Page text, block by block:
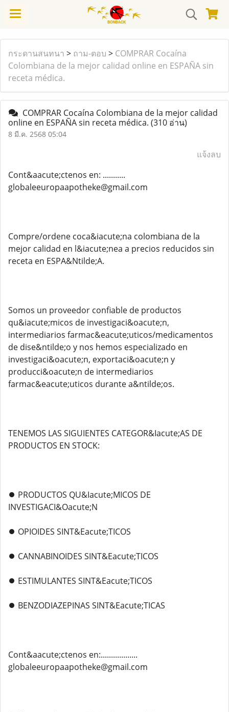
กระดานสนทนา > ถาม-ตอบ > COMPRAR Cocaína
Colombiana de la mejor calidad online en ESPAÑA sin
receta médica.
COMPRAR Cocaína Colombiana de la mejor calidad
online en ESPAÑA sin receta médica. (310 อ่าน)
8 มี.ค. 2568 05:04
แจ้งลบ
Cont&aacute;ctenos en: ...........
globaleeuropaapotheke@gmail.com
Compre/ordene coca&iacute;na colombiana de la
mejor calidad en l&iacute;nea a precios reducidos sin
receta en ESPA&Ntilde;A.
Somos un proveedor confiable de productos
qu&iacute;micos de investigaci&oacute;n,
intermediarios farmac&eacute;uticos/medicamentos
de dise&ntilde;o y nos hemos especializado en
investigaci&oacute;n, exportaci&oacute;n y
producci&oacute;n de intermediarios
farmac&eacute;uticos durante a&ntilde;os.
TENEMOS LAS SIGUIENTES CATEGOR&Iacute;AS DE
PRODUCTOS EN STOCK:
⏺️ PRODUCTOS QU&Iacute;MICOS DE
INVESTIGACI&Oacute;N
⏺️ OPIOIDES SINT&Eacute;TICOS
⏺️ CANNABINOIDES SINT&Eacute;TICOS
⏺️ ESTIMULANTES SINT&Eacute;TICOS
⏺️ BENZODIAZEPINAS SINT&Eacute;TICAS
Cont&aacute;ctenos en:..................
globaleeuropaapotheke@gmail.com